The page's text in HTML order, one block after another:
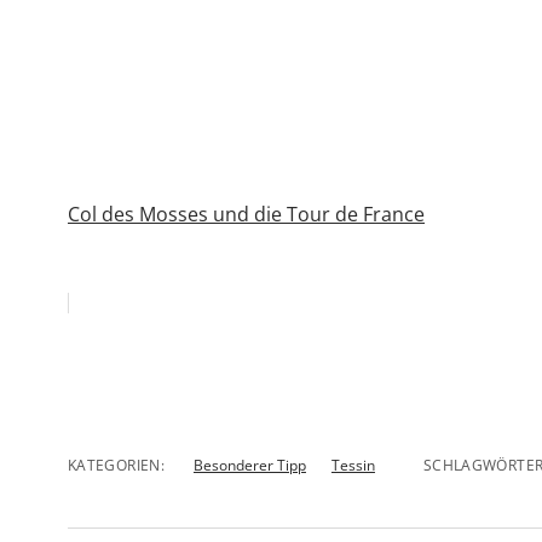
Col des Mosses und die Tour de France
KATEGORIEN: Besonderer Tipp Tessin